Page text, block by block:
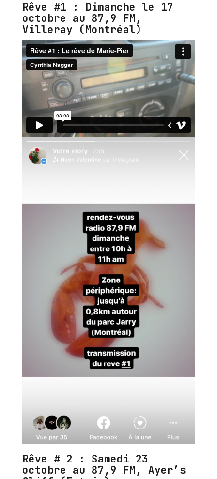
Rêve #1 : Dimanche le 17
octobre au 87,9 FM,
Villeray (Montréal)
Rêve # 2 : Samedi 23
octobre au 87,9 FM, Ayer’s